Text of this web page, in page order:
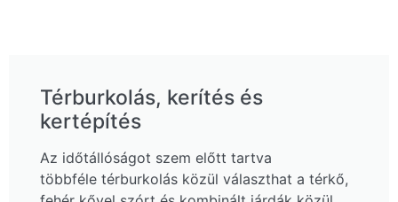
Térburkolás, kerítés és
kertépítés
Az időtállóságot szem előtt tartva
többféle térburkolás közül választhat a térkő,